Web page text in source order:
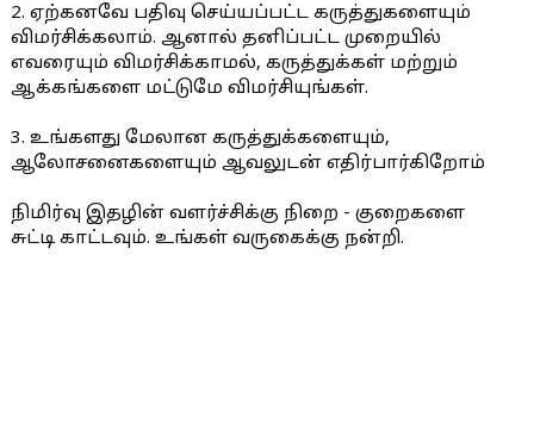
2. ஏற்கனவே பதிவு செய்யப்பட்ட கருத்துகளையும்
விமர்சிக்கலாம். ஆனால் தனிப்பட்ட முறையில்
எவரையும் விமர்சிக்காமல், கருத்துக்கள் மற்றும்
ஆக்கங்களை மட்டுமே விமர்சியுங்கள்.
3. உங்களது மேலான கருத்துக்களையும்,
ஆலோசனைகளையும் ஆவலுடன் எதிர்பார்கிறோம்
நிமிர்வு இதழின் வளர்ச்சிக்கு நிறை - குறைகளை
சுட்டி காட்டவும். உங்கள் வருகைக்கு நன்றி.